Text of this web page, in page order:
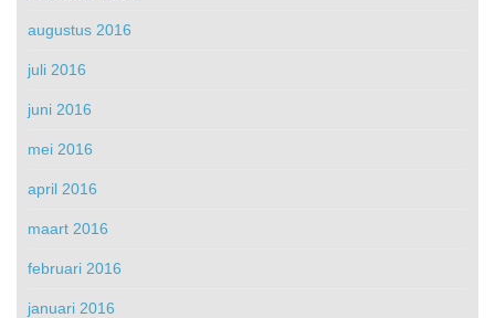
augustus 2016
juli 2016
juni 2016
mei 2016
april 2016
maart 2016
februari 2016
januari 2016